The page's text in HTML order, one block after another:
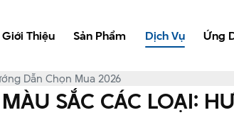
Giới Thiệu Sản Phẩm Dịch Vụ Ứng
Dẫn Chọn Mua 2026
SẮC CÁC LOẠI: